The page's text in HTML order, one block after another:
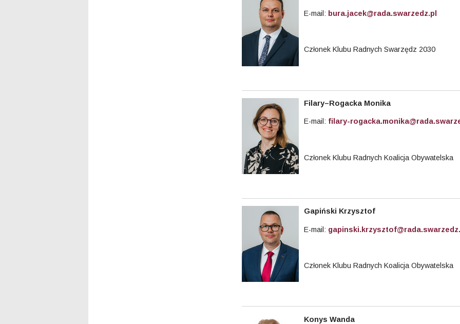
E-mail: bura.jacek@rada.swarzedz.pl
Członek Klubu Radnych Swarzędz 2030
Filary–Rogacka Monika
E-mail: filary-
Członek Klubu Radnych Koalicja Obywatelska
Gapiński Krzysztof
E-mail:
Członek Klubu Radnych Koalicja Obywatelska
Konys Wanda